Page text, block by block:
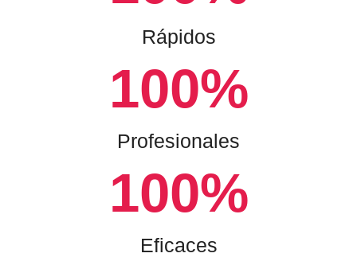
Rápidos
Profesionales
100%
Eficaces
100%